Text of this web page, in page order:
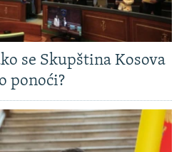
se Skupština Kosova
ponoći?